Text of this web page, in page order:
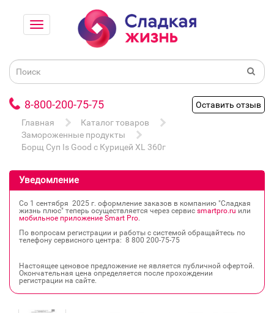
8-800-200-75-75
Оставить отзыв
Главная
Каталог товаров
Замороженные продукты
Борщ Суп Is Good с Курицей XL 360г
Уведомление
Со 1 сентября 2025 г. оформление заказов в компанию "Сладкая
жизнь плюс" теперь осуществляется через сервис smartpro.ru или
мобильное приложение Smart Pro.
По вопросам регистрации и работы с системой обращайтесь по
телефону сервисного центра: 8 800 200‐75‐75
Настоящее ценовое предложение не является публичной офертой.
Окончательная цена определяется после прохождении
регистрации на сайте.